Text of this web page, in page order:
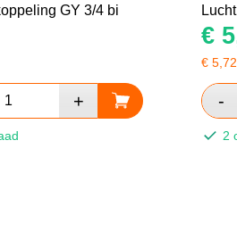
GY 3/4 bi
€
€5,72
2